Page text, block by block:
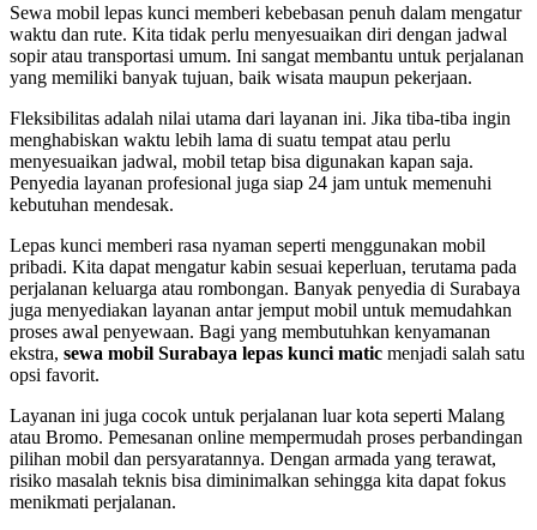
Sewa mobil lepas kunci memberi kebebasan penuh dalam mengatur
waktu dan rute. Kita tidak perlu menyesuaikan diri dengan jadwal
sopir atau transportasi umum. Ini sangat membantu untuk perjalanan
yang memiliki banyak tujuan, baik wisata maupun pekerjaan.
Fleksibilitas adalah nilai utama dari layanan ini. Jika tiba-tiba ingin
menghabiskan waktu lebih lama di suatu tempat atau perlu
menyesuaikan jadwal, mobil tetap bisa digunakan kapan saja.
Penyedia layanan profesional juga siap 24 jam untuk memenuhi
kebutuhan mendesak.
Lepas kunci memberi rasa nyaman seperti menggunakan mobil
pribadi. Kita dapat mengatur kabin sesuai keperluan, terutama pada
perjalanan keluarga atau rombongan. Banyak penyedia di Surabaya
juga menyediakan layanan antar jemput mobil untuk memudahkan
proses awal penyewaan. Bagi yang membutuhkan kenyamanan
ekstra, sewa mobil Surabaya lepas kunci matic menjadi salah satu
opsi favorit.
Layanan ini juga cocok untuk perjalanan luar kota seperti Malang
atau Bromo. Pemesanan online mempermudah proses perbandingan
pilihan mobil dan persyaratannya. Dengan armada yang terawat,
risiko masalah teknis bisa diminimalkan sehingga kita dapat fokus
menikmati perjalanan.